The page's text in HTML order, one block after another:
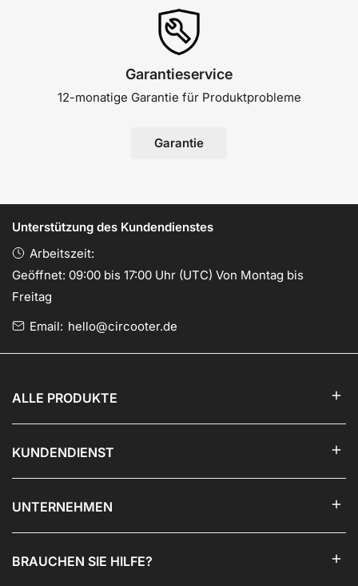
Garantieservice
12-monatige Garantie für Produktprobleme
Garantie
Unterstützung des Kundendienstes
Arbeitszeit:
Geöffnet: 09:00 bis 17:00 Uhr (UTC) Von Montag bis
Freitag
Email: hello@circooter.de
ALLE PRODUKTE
KUNDENDIENST
UNTERNEHMEN
BRAUCHEN SIE HILFE?